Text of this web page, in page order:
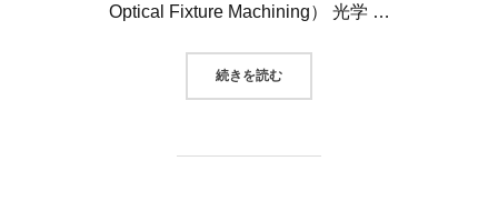
Optical Fixture Machining） 光学 …
続きを読む“光学治具製造は、半導体、カメラ